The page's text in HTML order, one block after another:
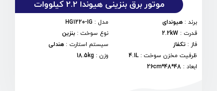
موتور برق بنزینی هیوندا 2.2 کیلووات
برند : هیوندای مدل :
HG1220-IG
قدرت :
2.2kW نوع سوخت: بنزین
فاز : تکفاز سیستم استارت : هندلی
ظرفیت مخزن سوخت :
4.1L وزن:
18.5kg
ابعاد :
48*48*26cm